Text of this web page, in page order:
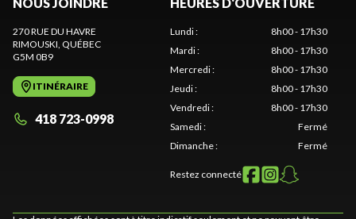
270 RUE DU HAVRE
RIMOUSKI , QUÉBEC
G5M 0B9
ITINÉRAIRE
418 723-0998
Lundi:
8h00 - 17h30
Mardi:
8h00 - 17h30
Mercredi:
8h00 - 17h30
Jeudi:
8h00 - 17h30
Vendredi:
8h00 - 17h30
Samedi:
Fermé
Dimanche: Fermé
Restez connecté